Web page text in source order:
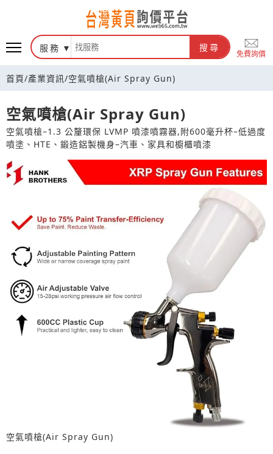
台灣黃頁詢價平台
服務 搜尋
免費詢價
首頁/產業資訊/空氣噴槍(Air Spray Gun)
空氣噴槍(Air Spray Gun)
空氣噴槍–1.3 公釐環保 LVMP 噴漆噴霧器,附600毫升杯–低過度
噴塗、HTE、鍛造鋁製機身–汽車、家具和櫥櫃噴漆
空氣噴槍(Air Spray Gun)